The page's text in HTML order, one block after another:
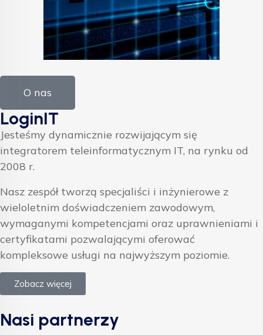
O nas
LoginIT
Jesteśmy dynamicznie rozwijającym się
integratorem teleinformatycznym IT, na rynku od
2008 r.
Nasz zespół tworzą specjaliści i inżynierowe z
wieloletnim doświadczeniem zawodowym,
wymaganymi kompetencjami oraz uprawnieniami i
certyfikatami pozwalającymi oferować
kompleksowe usługi na najwyższym poziomie.
Zobacz więcej
Nasi partnerzy